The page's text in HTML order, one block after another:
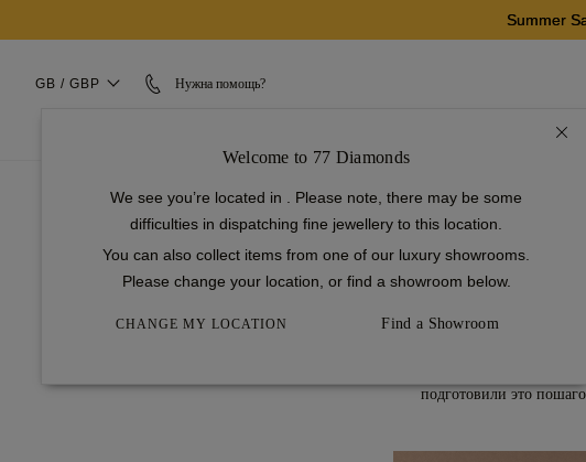
Summer
GB / GBP Нужна помощь?
Welcome to 77 Diamonds
We see you’re located in
. Please note, there may be some
difficulties in dispatching fine jewellery to this location.
You can also collect items from one of our luxury showrooms.
Please change your location, or find a showroom below.
CHANGE MY LOCATION Find a Showroom
КОЛЬЦА
Как
Владение ценными
ответственностью,
может принести
подготовили это